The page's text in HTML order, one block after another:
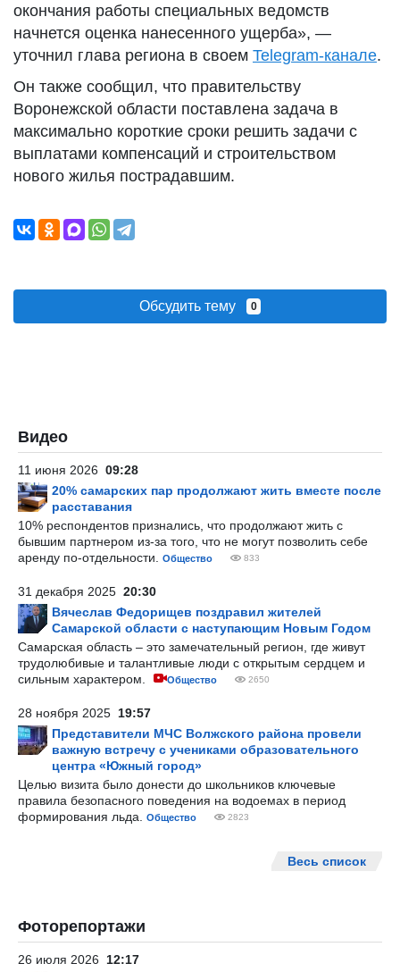
окончания работы специальных ведомств
начнется оценка нанесенного ущерба», —
уточнил глава региона в своем Telegram-канале.
Он также сообщил, что правительству
Воронежской области поставлена задача в
максимально короткие сроки решить задачи с
выплатами компенсаций и строительством
нового жилья пострадавшим.
Обсудить тему 0
Видео
11 июня 2026 09:28
20% самарских пар продолжают жить вместе после
расставания
10% респондентов признались, что продолжают жить с
бывшим партнером из-за того, что не могут позволить себе
аренду по-отдельности.
Общество 833
31 декабря 2025 20:30
Вячеслав Федорищев поздравил жителей
Самарской области с наступающим Новым Годом
Самарская область – это замечательный регион, где живут
трудолюбивые и талантливые люди с открытым сердцем и
сильным характером.
Общество 2650
28 ноября 2025 19:57
Представители МЧС Волжского района провели
важную встречу с учениками образовательного
центра «Южный город»
Целью визита было донести до школьников ключевые
правила безопасного поведения на водоемах в период
формирования льда.
Общество 2823
Весь список
Фоторепортажи
26 июля 2026 12:17